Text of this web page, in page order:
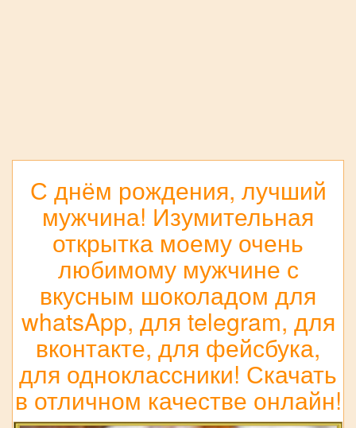
С днём рождения, лучший
мужчина! Изумительная
открытка моему очень
любимому мужчине с
вкусным шоколадом для
whatsApp, для telegram, для
вконтакте, для фейсбука,
для одноклассники! Скачать
в отличном качестве онлайн!